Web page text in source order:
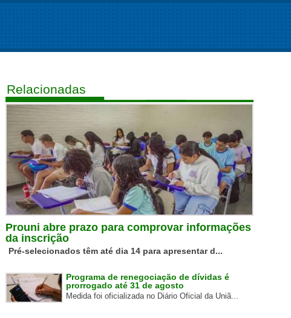
Relacionadas
Prouni abre prazo para comprovar informações
da inscrição
Pré-selecionados têm até dia 14 para apresentar d...
Programa de renegociação de dívidas é
prorrogado até 31 de agosto
Medida foi oficializada no Diário Oficial da Uniã...